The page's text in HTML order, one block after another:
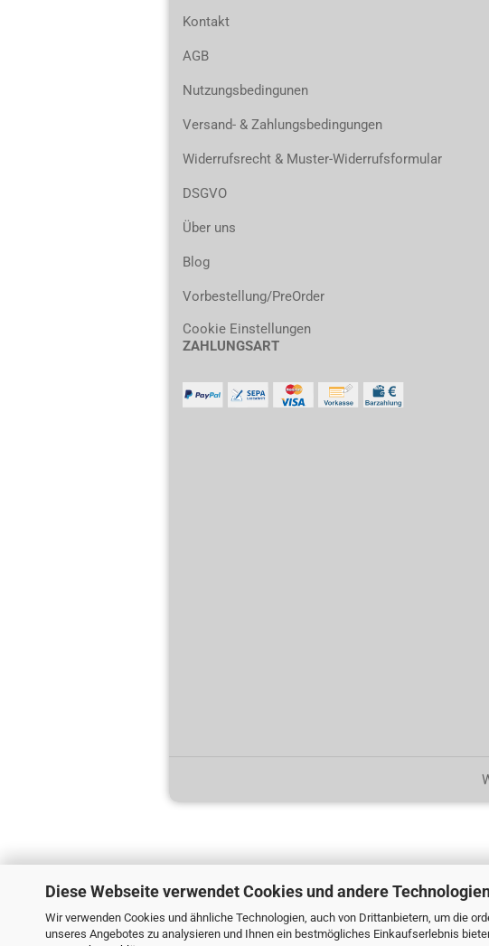
Diese Webseite verwendet Cookies und andere
Wir verwenden Cookies und ähnliche Technologien, auch von Drittanbietern, um die
unseres Angebotes zu analysieren und Ihnen ein bestmögliches Einkaufserlebnis
Kontakt
AGB
Nutzungsbedingunen
Versand- & Zahlungsbedingungen
Widerrufsrecht & Muster-Widerrufsformular
DSGVO
Über uns
Blog
Vorbestellung/PreOrder
Cookie Einstellungen
ZAHLUNGSART